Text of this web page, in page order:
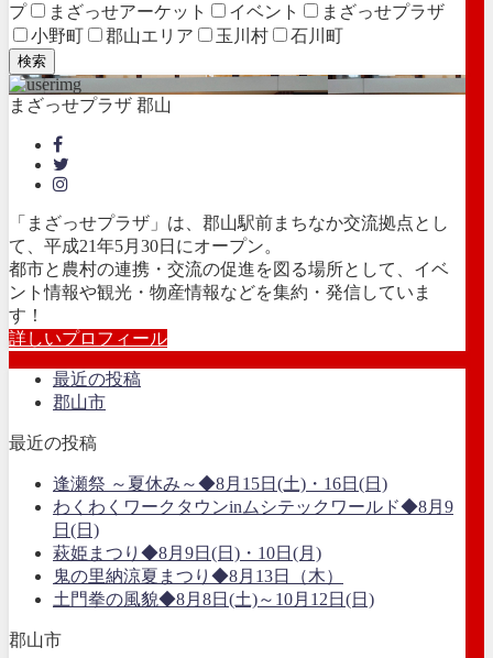
プ
まざっせアーケット イベント
まざっせプラザ
小野町
郡山エリア 玉川村 石川町
検索
まざっせプラザ 郡山
「まざっせプラザ」は、郡山駅前まちなか交流拠点とし
て、平成21年5月30日にオープン。
都市と農村の連携・交流の促進を図る場所として、イベ
ント情報や観光・物産情報などを集約・発信していま
す！
詳しいプロフィール
最近の投稿
郡山市
最近の投稿
逢瀬祭 ～夏休み～◆8月15日(土)・16日(日)
わくわくワークタウンinムシテックワールド◆8月9
日(日)
萩姫まつり◆8月9日(日)・10日(月)
鬼の里納涼夏まつり◆8月13日（木）
土門拳の風貌◆8月8日(土)～10月12日(日)
郡山市